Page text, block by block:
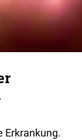
Erkrankung.